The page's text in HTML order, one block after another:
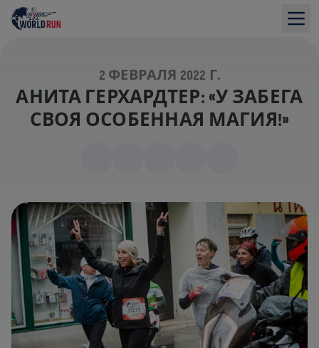
2 ФЕВРАЛЯ 2022 Г.
АНИТА ГЕРХАРДТЕР: «У ЗАБЕГА
СВОЯ ОСОБЕННАЯ МАГИЯ!»